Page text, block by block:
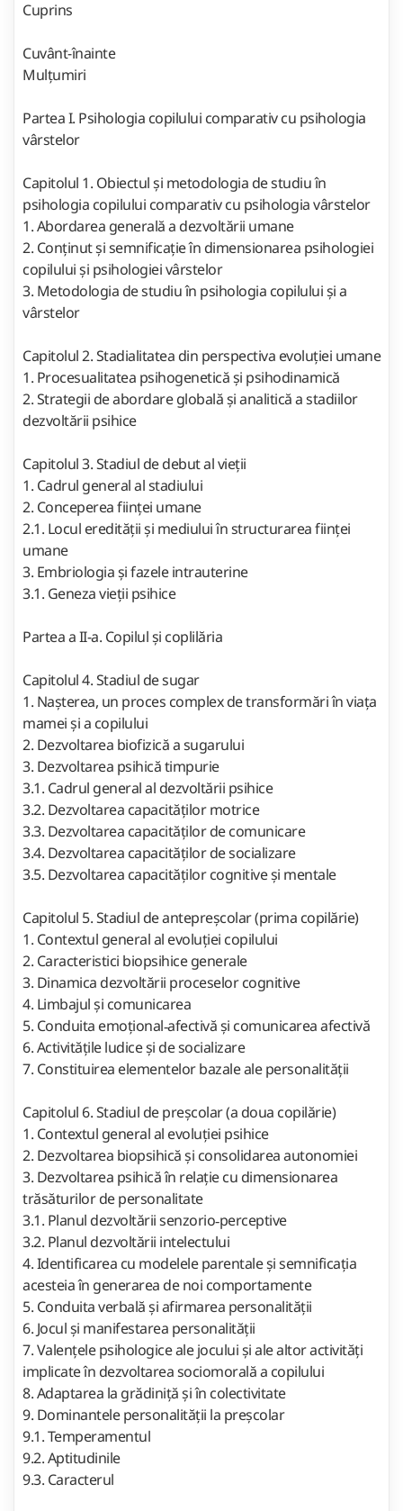
Cuprins
Cuvânt-înainte
Mulțumiri
Partea I. Psihologia copilului comparativ cu psihologia
vârstelor
Capitolul 1. Obiectul și metodologia de studiu în
psihologia copilului comparativ cu psihologia vârstelor
1. Abordarea generală a dezvoltării umane
2. Conținut și semnificație în dimensionarea psihologiei
copilului și psihologiei vârstelor
3. Metodologia de studiu în psihologia copilului și a
vârstelor
Capitolul 2. Stadialitatea din perspectiva evoluției umane
1. Procesualitatea psihogenetică și psihodinamică
2. Strategii de abordare globală și analitică a stadiilor
dezvoltării psihice
Capitolul 3. Stadiul de debut al vieții
1. Cadrul general al stadiului
2. Conceperea ființei umane
2.1. Locul eredității și mediului în structurarea ființei
umane
3. Embriologia și fazele intrauterine
3.1. Geneza vieții psihice
Partea a II-a. Copilul și coplilăria
Capitolul 4. Stadiul de sugar
1. Nașterea, un proces complex de transformări în viața
mamei și a copilului
2. Dezvoltarea biofizică a sugarului
3. Dezvoltarea psihică timpurie
3.1. Cadrul general al dezvoltării psihice
3.2. Dezvoltarea capacităților motrice
3.3. Dezvoltarea capacităților de comunicare
3.4. Dezvoltarea capacităților de socializare
3.5. Dezvoltarea capacităților cognitive și mentale
Capitolul 5. Stadiul de antepreșcolar (prima copilărie)
1. Contextul general al evoluției copilului
2. Caracteristici biopsihice generale
3. Dinamica dezvoltării proceselor cognitive
4. Limbajul și comunicarea
5. Conduita emoțional‑afectivă și comunicarea afectivă
6. Activitățile ludice și de socializare
7. Constituirea elementelor bazale ale personalității
Capitolul 6. Stadiul de preșcolar (a doua copilărie)
1. Contextul general al evoluției psihice
2. Dezvoltarea biopsihică și consolidarea autonomiei
3. Dezvoltarea psihică în relație cu dimensionarea
trăsăturilor de personalitate
3.1. Planul dezvoltării senzorio‑perceptive
3.2. Planul dezvoltării intelectului
4. Identificarea cu modelele parentale și semnificația
acesteia în generarea de noi comportamente
5. Conduita verbală și afirmarea personalității
6. Jocul și manifestarea personalității
7. Valențele psihologice ale jocului și ale altor activități
implicate în dezvoltarea sociomorală a copilului
8. Adaptarea la grădiniță și în colectivitate
9. Dominantele personalității la preșcolar
9.1. Temperamentul
9.2. Aptitudinile
9.3. Caracterul